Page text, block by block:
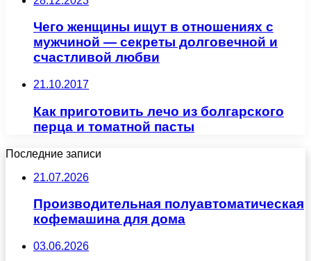
Чего женщины ищут в отношениях с
мужчиной — секреты долговечной и
счастливой любви
21.10.2017
Как приготовить лечо из болгарского
перца и томатной пасты
Последние записи
21.07.2026
Производительная полуавтоматическая
кофемашина для дома
03.06.2026